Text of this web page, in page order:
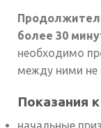
более 30
необходимо
между ними не
Показания
начальные